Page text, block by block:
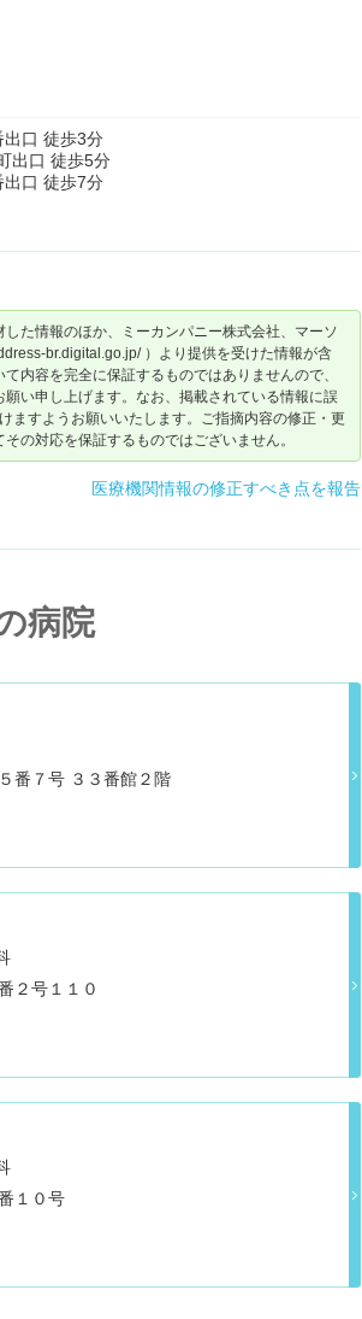
出口 徒歩3分
出口 徒歩5分
出口 徒歩7分
た情報のほか、ミーカンパニー株式会社、マーソ
br.digital.go.jp/ ）より提供を受けた情報が含
内容を完全に保証するものではありませんので、
い申し上げます。なお、掲載されている情報に誤
ますようお願いいたします。ご指摘内容の修正・更
の対応を保証するものではございません。
医療機関情報の修正すべき点を報告
病院
番７号 ３３番館２階
２号１１０
１０号